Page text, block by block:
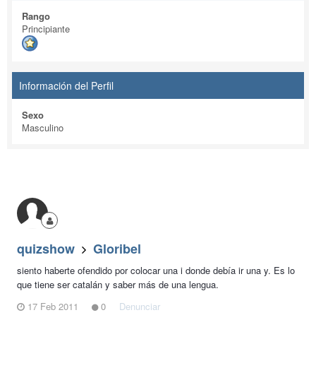
Rango
Principiante
Información del Perfil
Sexo
Masculino
quizshow Gloribel
siento haberte ofendido por colocar una i donde debía ir una y. Es lo
que tiene ser catalán y saber más de una lengua.
17 Feb 2011
0 Denunciar